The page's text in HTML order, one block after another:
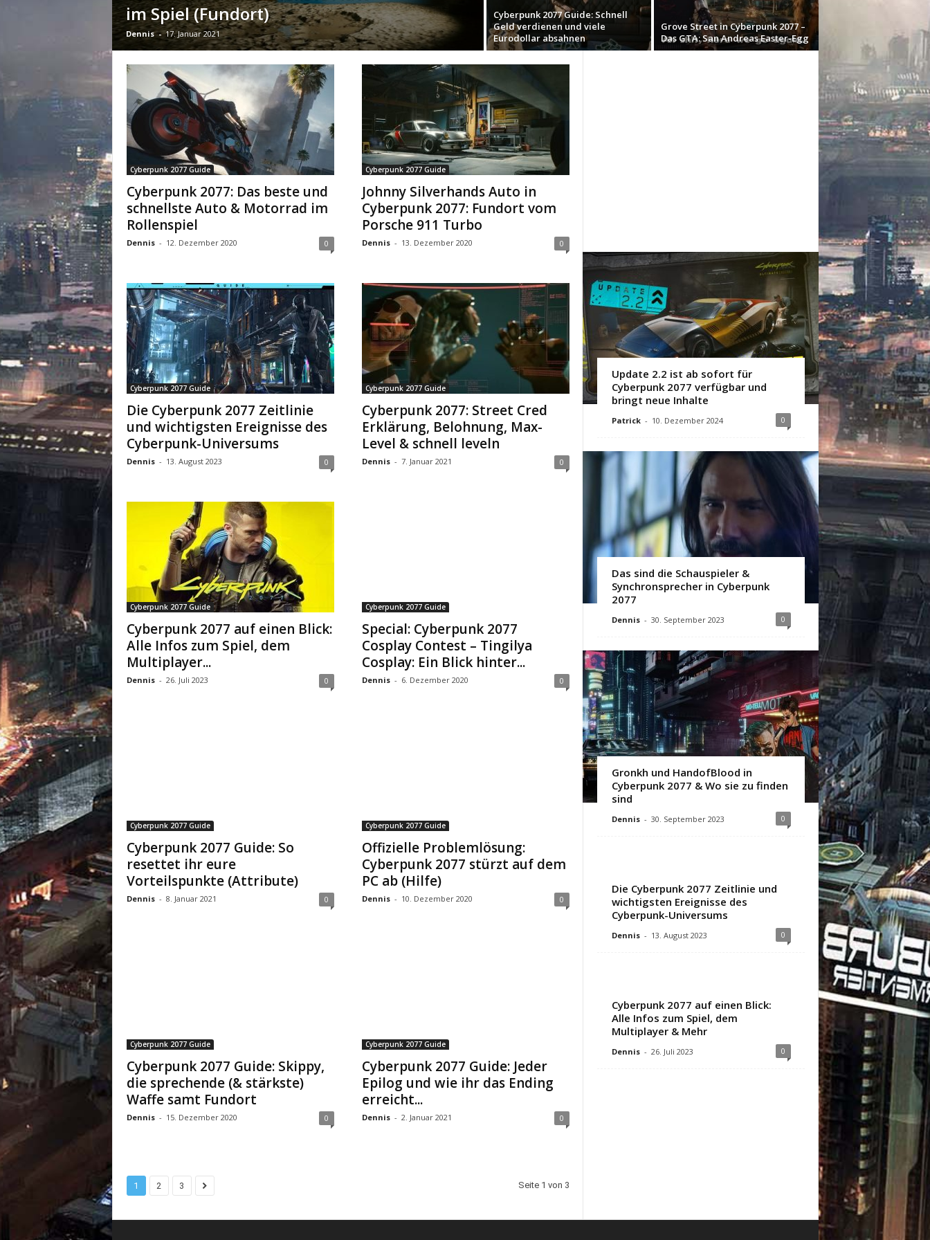
u
n
u
C
e
r
p
u
n
k
2
im Spiel (Fundort)
Dennis - 17. Januar 2021
Cyberpunk 2077 Guide: Schnell
Geld verdienen und viele
Eurodollar absahnen
Grove Street in Cyberpunk 2077 –
Das GTA: San Andreas Easter-Egg
Cyberpunk 2077 Guide
Cyberpunk 2077: Das beste und
schnellste Auto & Motorrad im
Rollenspiel
Dennis - 12. Dezember 2020 0
Cyberpunk 2077 Guide
Johnny Silverhands Auto in
Cyberpunk 2077: Fundort vom
Porsche 911 Turbo
Dennis - 13. Dezember 2020 0
Cyberpunk 2077 Guide
Die Cyberpunk 2077 Zeitlinie
und wichtigsten Ereignisse des
Cyberpunk-Universums
Dennis - 13. August 2023 0
Cyberpunk 2077 Guide
Cyberpunk 2077: Street Cred
Erklärung, Belohnung, Max-
Level & schnell leveln
Dennis - 7. Januar 2021 0
Cyberpunk 2077 Guide
Cyberpunk 2077 auf einen Blick:
Alle Infos zum Spiel, dem
Multiplayer...
Dennis - 26. Juli 2023 0
Cyberpunk 2077 Guide
Special: Cyberpunk 2077
Cosplay Contest – Tingilya
Cosplay: Ein Blick hinter...
Dennis - 6. Dezember 2020 0
Cyberpunk 2077 Guide
Cyberpunk 2077 Guide: So
resettet ihr eure
Vorteilspunkte (Attribute)
Dennis - 8. Januar 2021 0
Cyberpunk 2077 Guide
Offizielle Problemlösung:
Cyberpunk 2077 stürzt auf dem
PC ab (Hilfe)
Dennis - 10. Dezember 2020 0
Cyberpunk 2077 Guide
Cyberpunk 2077 Guide: Skippy,
die sprechende (& stärkste)
Waffe samt Fundort
Dennis - 15. Dezember 2020 0
Cyberpunk 2077 Guide
Cyberpunk 2077 Guide: Jeder
Epilog und wie ihr das Ending
erreicht...
Dennis - 2. Januar 2021 0
1 2 3 Seite 1 von 3
Update 2.2 ist ab sofort für
Cyberpunk 2077 verfügbar und
bringt neue Inhalte
Patrick - 10. Dezember 2024 0
Das sind die Schauspieler &
Synchronsprecher in Cyberpunk
2077
Dennis - 30. September 2023 0
Gronkh und HandofBlood in
Cyberpunk 2077 & Wo sie zu finden
sind
Dennis - 30. September 2023 0
Die Cyberpunk 2077 Zeitlinie und
wichtigsten Ereignisse des
Cyberpunk-Universums
Dennis - 13. August 2023 0
Cyberpunk 2077 auf einen Blick:
Alle Infos zum Spiel, dem
Multiplayer & Mehr
Dennis - 26. Juli 2023 0